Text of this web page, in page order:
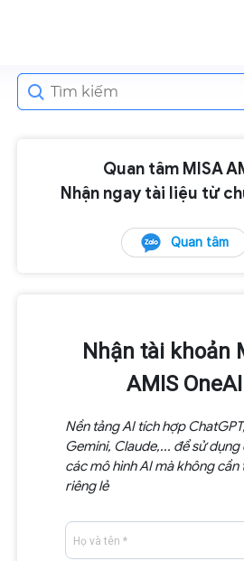
Search
for:
Quan tâm MISA
Nhận ngay tài liệu từ
Quan tâm
Nhận tài khoản
AMIS OneAI
Nền tảng AI tích hợp
Gemini, Claude,... để sử dụng
các mô hình AI mà không cần
riêng lẻ